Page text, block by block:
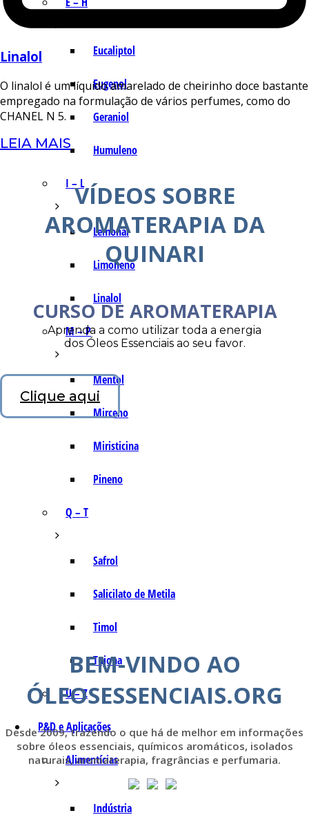
Eucaliptol
Eugenol
Geraniol
Humuleno
I – L
Lemonal
Limoneno
Linalol
M – P
Mentol
Mirceno
Miristicina
Pineno
Q – T
Safrol
Salicilato de Metila
Timol
Tujona
U – Z
P&D e Aplicações
Alimentícias
Indústria
Linalol
O linalol é um líquido amarelado de cheirinho doce bastante
empregado na formulação de vários perfumes, como do
CHANEL N 5.
LEIA MAIS
VÍDEOS SOBRE
AROMATERAPIA DA
QUINARI
CURSO DE AROMATERAPIA
Aprenda a como utilizar toda a energia
dos Óleos Essenciais ao seu favor.
Clique aqui
BEM-VINDO AO
ÓLEOSESSENCIAIS.ORG
Desde 2009, trazendo o que há de melhor em informações
sobre óleos essenciais, químicos aromáticos, isolados
naturais, aromaterapia, fragrâncias e perfumaria.